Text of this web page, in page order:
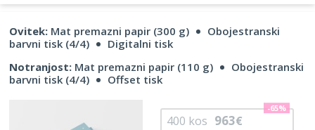
Ovitek: Mat premazni papir (300 g)
Obojestranski
barvni tisk (4/4)
Digitalni tisk
Notranjost: Mat premazni papir (110 g)
Obojestranski
barvni tisk (4/4)
Offset tisk
400 kos 963€
-65%